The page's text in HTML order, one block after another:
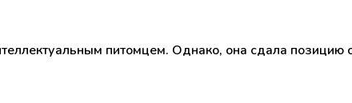
питомцем. Однако, она сдала